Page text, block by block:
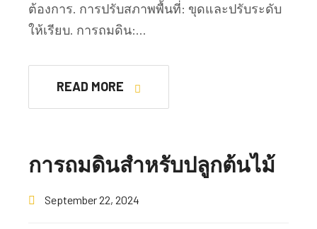
ต้องการ. การปรับสภาพพื้นที่: ขุดและปรับระดับ
ให้เรียบ. การถมดิน:…
READ MORE
การถมดินสำหรับปลูกต้นไม้
September 22, 2024